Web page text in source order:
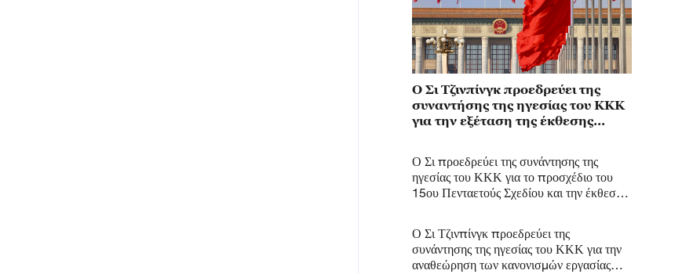
Ο Σι Τζινπίνγκ προεδρεύει της
συναντήσης της ηγεσίας του ΚΚΚ
για την εξέταση της έκθεσης
Κεντρικής Επιτροπής του
Κόμματος
Ο Σι προεδρεύει της συνάντησης της
ηγεσίας του ΚΚΚ για το προσχέδιο του
15ου Πενταετούς Σχεδίου και την έκθεση
Ο Σι Τζινπίνγκ προεδρεύει της
συνάντησης της ηγεσίας του ΚΚΚ για την
αναθεώρηση των κανονισμών εργασίας